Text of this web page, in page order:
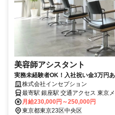
美容師アシスタント
実務未経験者OK！入社祝い金3万円
日制！デビューまで充実サポート
株式会社インセプション
最寄駅 銀座駅 交通アクセス 東京メトロ銀座線「銀座駅」より徒歩30
秒 ●駅近5分以内 ●駅チカ ※銀座のほか、青山にも店舗がございま
す。 勤務地はご相談のうえ、ご自身の希望や お店の雰囲気に合わせ
月給230,000円～250,000円
東京都東京23区中央区